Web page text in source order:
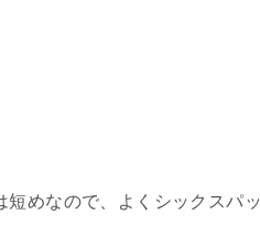
短めなので、よくシックスパ